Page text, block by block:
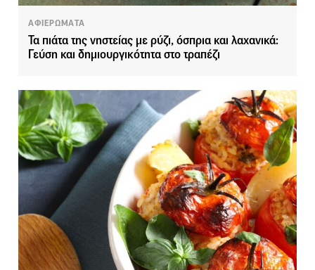
ΑΦΙΕΡΩΜΑΤΑ
Τα πιάτα της νηστείας με ρύζι, όσπρια και λαχανικά:
Γεύση και δημιουργικότητα στο τραπέζι